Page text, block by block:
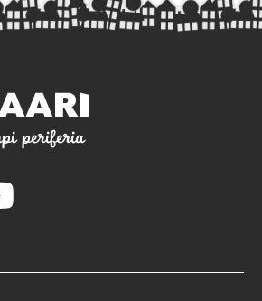
periferia